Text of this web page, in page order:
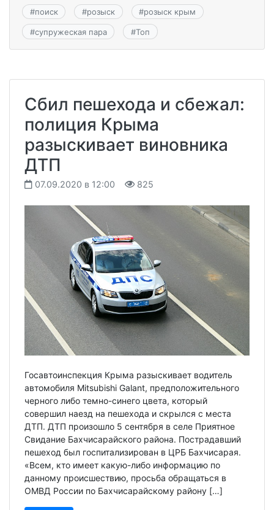
#поиск #розыск #розыск крым
#супружеская пара #Топ
Сбил пешехода и сбежал:
полиция Крыма
разыскивает виновника
ДТП
07.09.2020 в 12:00 825
Госавтоинспекция Крыма разыскивает водитель
автомобиля Mitsubishi Galant, предположительного
черного либо темно-синего цвета, который
совершил наезд на пешехода и скрылся с места
ДТП. ДТП произошло 5 сентября в селе Приятное
Свидание Бахчисарайского района. Пострадавший
пешеход был госпитализирован в ЦРБ Бахчисарая.
«Всем, кто имеет какую-либо информацию по
данному происшествию, просьба обращаться в
ОМВД России по Бахчисарайскому району […]